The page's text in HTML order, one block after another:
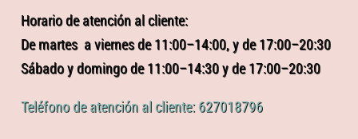
Horario de atención al cliente:
De martes a viernes de 11:00–14:00, y de 17:00–20:30
Sábado y domingo de 11:00–14:30 y de 17:00–20:30
Teléfono de atención al cliente: 627018796